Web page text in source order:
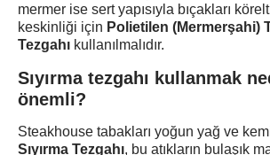
mermer ise sert yapısıyla bıçakları
keskinliği için Polietilen (Mermerşahi)
Tezgahı kullanılmalıdır.
Sıyırma tezgahı kullanmak
önemli?
Steakhouse tabakları yoğun yağ ve
Sıyırma Tezgahı, bu atıkların bulaşık